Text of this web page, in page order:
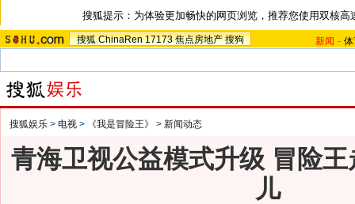
搜狐提示：为体验更加畅快的网页浏览，推荐您使用双核高
搜狐 ChinaRen 17173 焦点房地产 搜狗 新闻 -
搜狐娱乐 > 电视 > 《我是冒险王》 > 新闻动态
青海卫视公益模式升级 冒险
儿